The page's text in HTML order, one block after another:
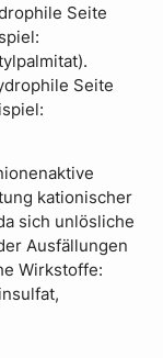
Seite
Seite
kationischer
sich unlösliche
Ausfällungen
Wirkstoffe: